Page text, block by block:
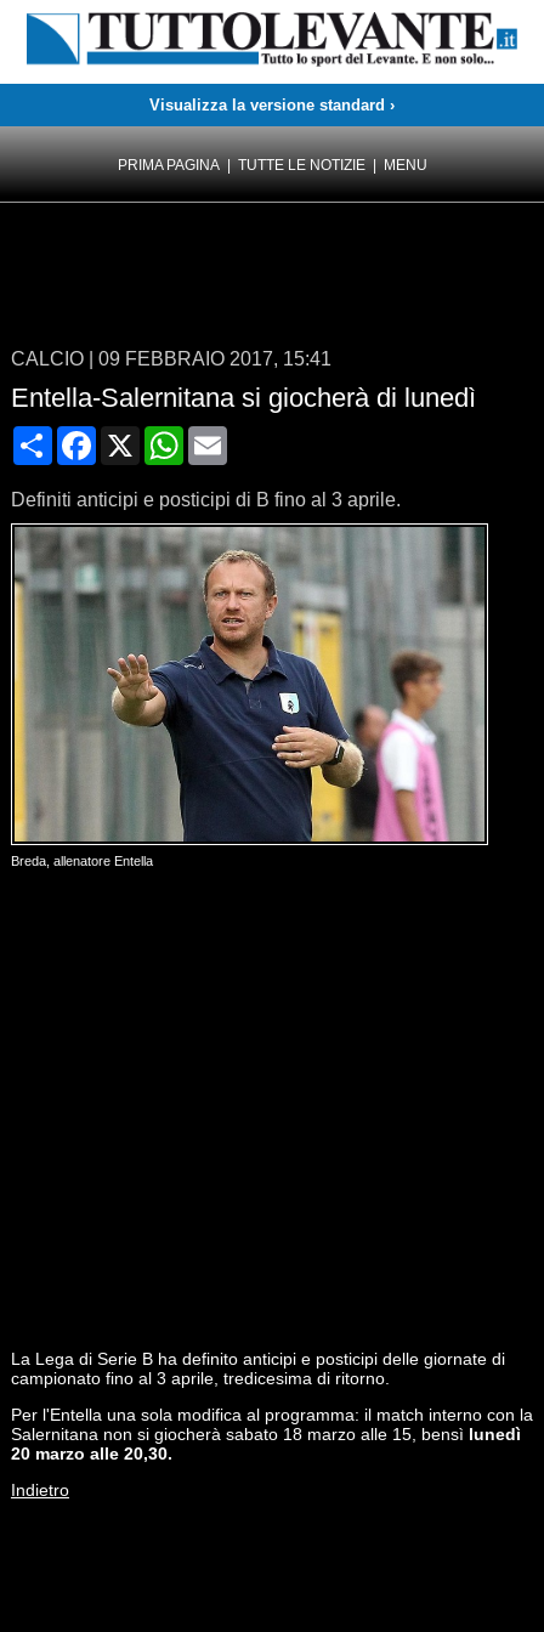
Visualizza la versione standard ›
PRIMA PAGINA| TUTTE LE NOTIZIE| MENU
CALCIO| 09 FEBBRAIO 2017, 15:41
Entella-Salernitana si giocherà di lunedì
CondividiFacebook
X WhatsApp
Email
Definiti anticipi e posticipi di B fino al 3 aprile.
Breda, allenatore Entella
La Lega di Serie B ha definito anticipi e posticipi delle giornate di
campionato fino al 3 aprile, tredicesima di ritorno.
Per l'Entella una sola modifica al programma: il match interno con la
Salernitana non si giocherà sabato 18 marzo alle 15, bensì lunedì
20 marzo alle 20,30.
Indietro